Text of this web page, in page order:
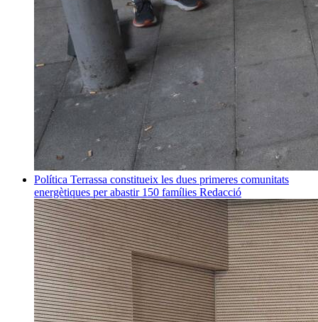
Política Terrassa constitueix les dues primeres comunitats
energètiques per abastir 150 famílies Redacció